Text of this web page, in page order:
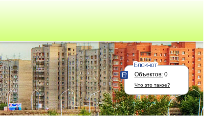
Объектов: 0
Что это такое?